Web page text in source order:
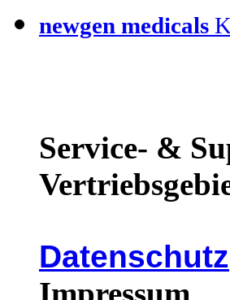
newgen medicals
Service- &
Datenschutz
Impressum